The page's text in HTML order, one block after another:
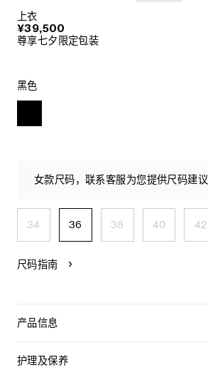
上衣
¥39,500
尊享七夕限定包装
黑色
女款尺码，联系客服为您提供尺码建议
34 36 38 40 42
尺码指南
产品信息
辅料：100%棉
护理及保养